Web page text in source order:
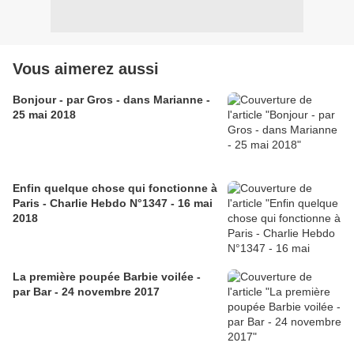
Vous aimerez aussi
Bonjour - par Gros - dans Marianne -
25 mai 2018
Enfin quelque chose qui fonctionne à
Paris - Charlie Hebdo N°1347 - 16 mai
2018
La première poupée Barbie voilée -
par Bar - 24 novembre 2017